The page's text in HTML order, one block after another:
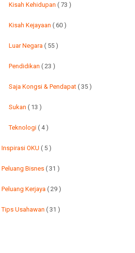
Kisah Kehidupan ( 73 )
Kisah Kejayaan ( 60 )
Luar Negara ( 55 )
Pendidikan ( 23 )
Saja Kongsi & Pendapat ( 35 )
Sukan ( 13 )
Teknologi ( 4 )
Inspirasi OKU ( 5 )
Peluang Bisnes ( 31 )
Peluang Kerjaya ( 29 )
Tips Usahawan ( 31 )